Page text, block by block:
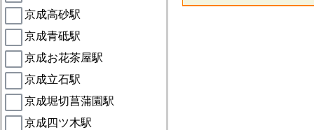
京成高砂駅
京成青砥駅
京成お花茶屋駅
京成立石駅
京成堀切菖蒲園駅
京成四ツ木駅